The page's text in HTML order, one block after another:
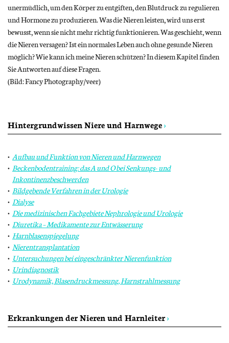
unermüdlich, um den Körper zu entgiften, den Blutdruck zu regulieren
und Hormone zu produzieren. Was die Nieren leisten, wird uns erst
bewusst, wenn sie nicht mehr richtig funktionieren. Was geschieht, wenn
die Nieren versagen? Ist ein normales Leben auch ohne gesunde Nieren
möglich? Wie kann ich meine Nieren schützen? In diesem Kapitel finden
Sie Antworten auf diese Fragen.
(Bild: Fancy Photography/veer)
Hintergrundwissen Niere und Harnwege›
Aufbau und Funktion von Nieren und Harnwegen
Beckenbodentraining: das A und O bei Senkungs- und
Inkontinenzbeschwerden
Bildgebende Verfahren in der Urologie
Dialyse
Die medizinischen Fachgebiete Nephrologie und Urologie
Diuretika – Medikamente zur Entwässerung
Harnblasenspiegelung
Nierentransplantation
Untersuchungen bei eingeschränkter Nierenfunktion
Urindiagnostik
Urodynamik, Blasendruckmessung, Harnstrahlmessung
Erkrankungen der Nieren und Harnleiter›